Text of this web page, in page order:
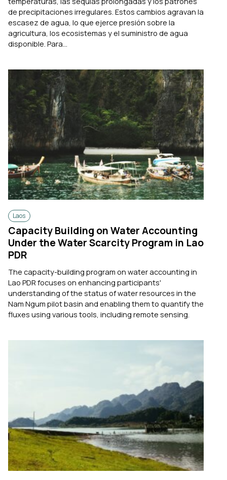
de precipitaciones irregulares. Estos cambios agravan la
escasez de agua, lo que ejerce presión sobre la
agricultura, los ecosistemas y el suministro de agua
disponible. Para...
Laos
Capacity Building on Water Accounting
Under the Water Scarcity Program in Lao
PDR
The capacity-building program on water accounting in
Lao PDR focuses on enhancing participants'
understanding of the status of water resources in the
Nam Ngum pilot basin and enabling them to quantify the
fluxes using various tools, including remote sensing.